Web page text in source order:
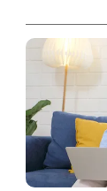
名女網友苦
補班補課
先加班趕
報復性睡
人直呼「還
忍不住趁連
並大方秀出
人狂讚「果